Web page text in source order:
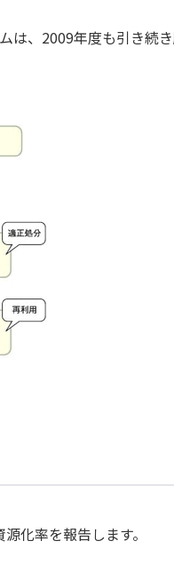
は、2009年度も引き続
化率を報告します。